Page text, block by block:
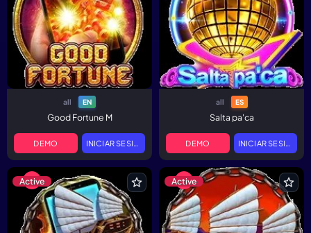
all EN
Good Fortune M
DEMO INICIAR SESIÓN
all ES
Salta pa'ca
DEMO INICIAR SESIÓN
Active Active